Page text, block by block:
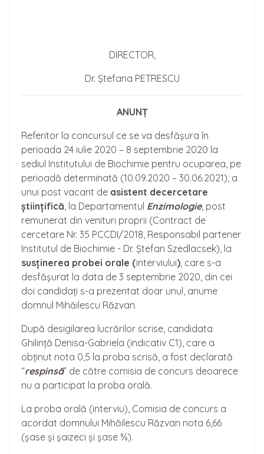
DIRECTOR,
Dr. Ștefana PETRESCU
ANUNȚ
Referitor la concursul ce se va desfășura în
perioada 24 iulie 2020 – 8 septembrie 2020 la
sediul Institutului de Biochimie pentru ocuparea, pe
perioadă determinată (10.09.2020 – 30.06.2021), a
unui post vacant de asistent decercetare
științifică, la Departamentul Enzimologie, post
remunerat din venituri proprii (Contract de
cercetare Nr. 35 PCCDI/2018, Responsabil partener
Institutul de Biochimie - Dr. Ștefan Szedlacsek), la
susținerea probei orale (interviului), care s-a
desfășurat la data de 3 septembrie 2020, din cei
doi candidați s-a prezentat doar unul, anume
domnul Mihăilescu Răzvan.
După desigilarea lucrărilor scrise, candidata
Ghilință Denisa-Gabriela (indicativ C1), care a
obținut nota 0,5 la proba scrisă, a fost declarată
“respinsă” de către comisia de concurs deoarece
nu a participat la proba orală.
La proba orală (interviu), Comisia de concurs a
acordat domnului Mihăilescu Răzvan nota 6,66
(șase și șaizeci și șase %).